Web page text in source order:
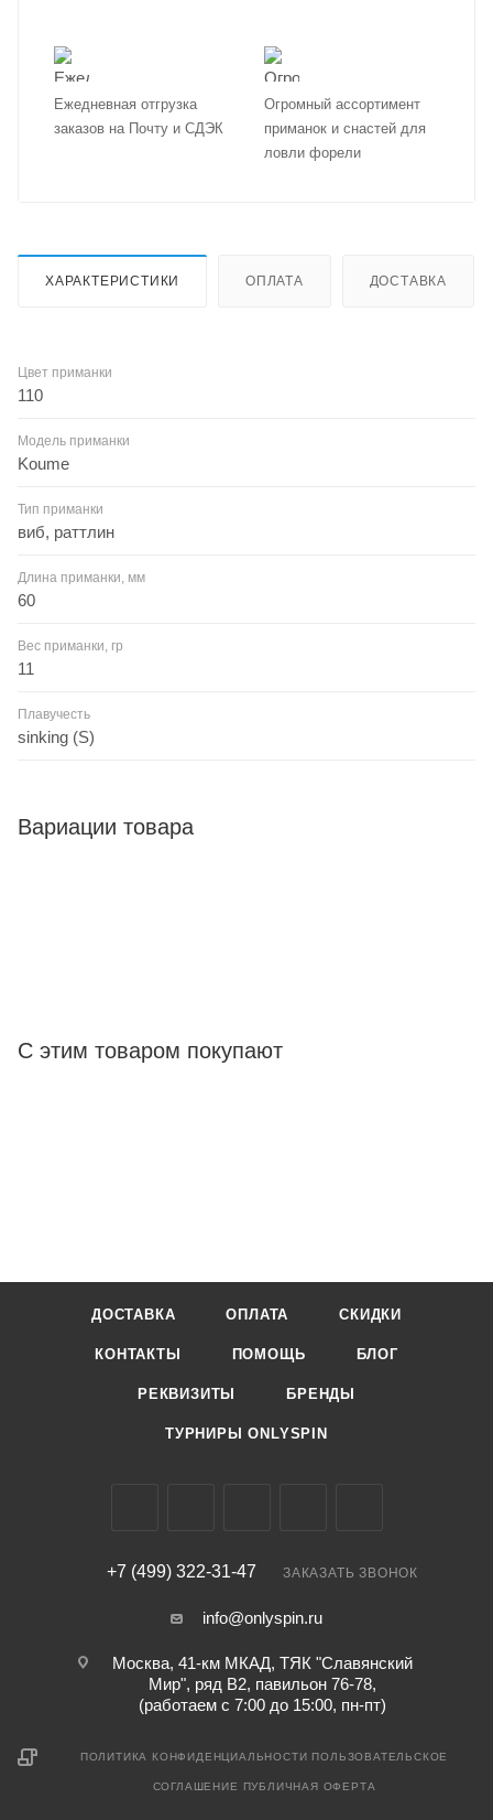
Ежедневная отгрузка
заказов на Почту и СДЭК
Огромный ассортимент
приманок и снастей для
ловли форели
ХАРАКТЕРИСТИКИ ОПЛАТА ДОСТАВКА
Цвет приманки
110
Модель приманки
Koume
Тип приманки
виб, раттлин
Длина приманки, мм
60
Вес приманки, гр
11
Плавучесть
sinking (S)
Вариации товара
С этим товаром покупают
ДОСТАВКА ОПЛАТА СКИДКИ
КОНТАКТЫ ПОМОЩЬ БЛОГ
РЕКВИЗИТЫ БРЕНДЫ
ТУРНИРЫ ONLYSPIN
+7 (499) 322-31-47 ЗАКАЗАТЬ ЗВОНОК
info@onlyspin.ru
Москва, 41-км МКАД, ТЯК "Славянский
Мир", ряд В2, павильон 76-78,
(работаем с 7:00 до 15:00, пн-пт)
ПОЛИТИКА КОНФИДЕНЦИАЛЬНОСТИ ПОЛЬЗОВАТЕЛЬСКОЕ
СОГЛАШЕНИЕ ПУБЛИЧНАЯ ОФЕРТА